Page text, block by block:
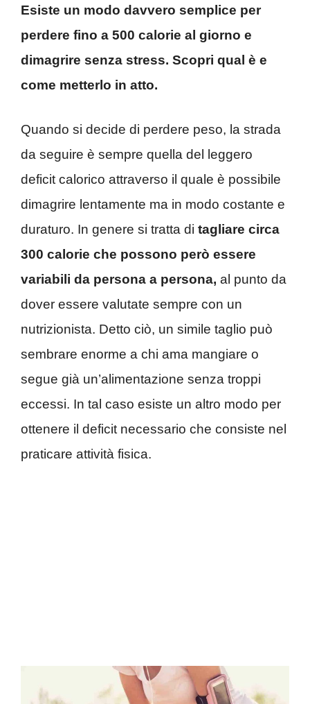
Esiste un modo davvero semplice per
perdere fino a 500 calorie al giorno e
dimagrire senza stress. Scopri qual è e
come metterlo in atto.
Quando si decide di perdere peso, la strada
da seguire è sempre quella del leggero
deficit calorico attraverso il quale è possibile
dimagrire lentamente ma in modo costante e
duraturo. In genere si tratta di tagliare circa
300 calorie che possono però essere
variabili da persona a persona, al punto da
dover essere valutate sempre con un
nutrizionista. Detto ciò, un simile taglio può
sembrare enorme a chi ama mangiare o
segue già un’alimentazione senza troppi
eccessi. In tal caso esiste un altro modo per
ottenere il deficit necessario che consiste nel
praticare attività fisica.